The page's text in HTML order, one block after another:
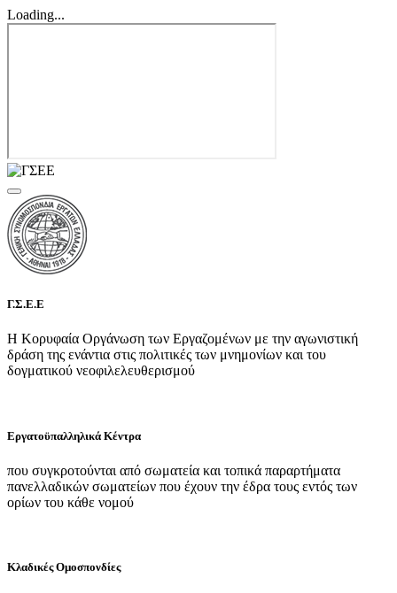
Loading...
Γ.Σ.Ε.Ε
Η Κορυφαία Οργάνωση των Εργαζομένων με την αγωνιστική
δράση της ενάντια στις πολιτικές των μνημονίων και του
δογματικού νεοφιλελευθερισμού
Εργατοϋπαλληλικά Κέντρα
που συγκροτούνται από σωματεία και τοπικά παραρτήματα
πανελλαδικών σωματείων που έχουν την έδρα τους εντός των
ορίων του κάθε νομού
Κλαδικές Ομοσπονδίες